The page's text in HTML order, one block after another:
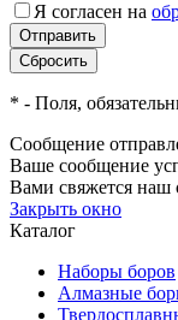
Я согласен на
* - Поля,
Сообщение
Ваше сообщение
Вами свяжется наш
Закрыть окно
Каталог
Наборы боров
Алмазные